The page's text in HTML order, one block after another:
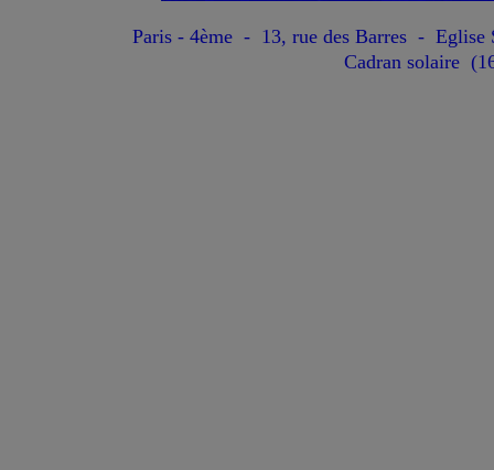
Paris - 4ème - 13, rue des Barres - Eglise
Cadran solaire